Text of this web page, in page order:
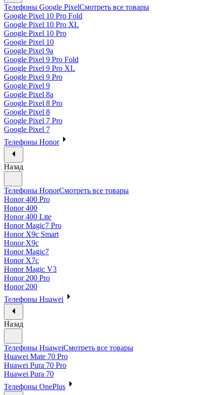
Телефоны Google PixelСмотреть все товары
Google Pixel 10 Pro Fold
Google Pixel 10 Pro XL
Google Pixel 10 Pro
Google Pixel 10
Google Pixel 9a
Google Pixel 9 Pro Fold
Google Pixel 9 Pro XL
Google Pixel 9 Pro
Google Pixel 9
Google Pixel 8a
Google Pixel 8 Pro
Google Pixel 8
Google Pixel 7 Pro
Google Pixel 7
Телефоны Honor
Назад
Телефоны HonorСмотреть все товары
Honor 400 Pro
Honor 400
Honor 400 Lite
Honor Magic7 Pro
Honor X9c Smart
Honor X9c
Honor Magic7
Honor X7c
Honor Magic V3
Honor 200 Pro
Honor 200
Телефоны Huawei
Назад
Телефоны HuaweiСмотреть все товары
Huawei Mate 70 Pro
Huawei Pura 70 Pro
Huawei Pura 70
Телефоны OnePlus